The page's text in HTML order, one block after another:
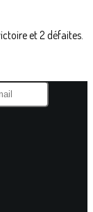
et 2 défaites.